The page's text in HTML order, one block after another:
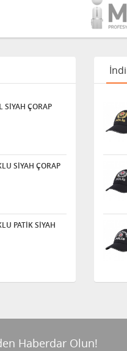
SİYAH ÇORAP
SİYAH ÇORAP
PATİK SİYAH
Haberdar Olun!